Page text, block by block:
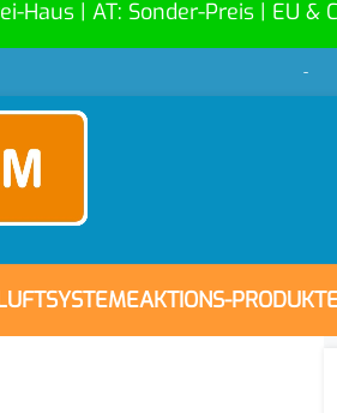
Haus | AT: Sonder-Preis | EU &
-
AKTIONS-